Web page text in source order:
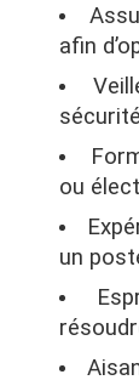
afin
ou
un